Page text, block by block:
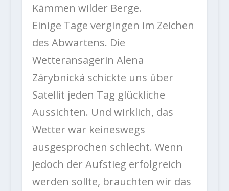
Kämmen wilder Berge.
Einige Tage vergingen im Zeichen
des Abwartens. Die
Wetteransagerin Alena
Zárybnická schickte uns über
Satellit jeden Tag glückliche
Aussichten. Und wirklich, das
Wetter war keineswegs
ausgesprochen schlecht. Wenn
jedoch der Aufstieg erfolgreich
werden sollte, brauchten wir das